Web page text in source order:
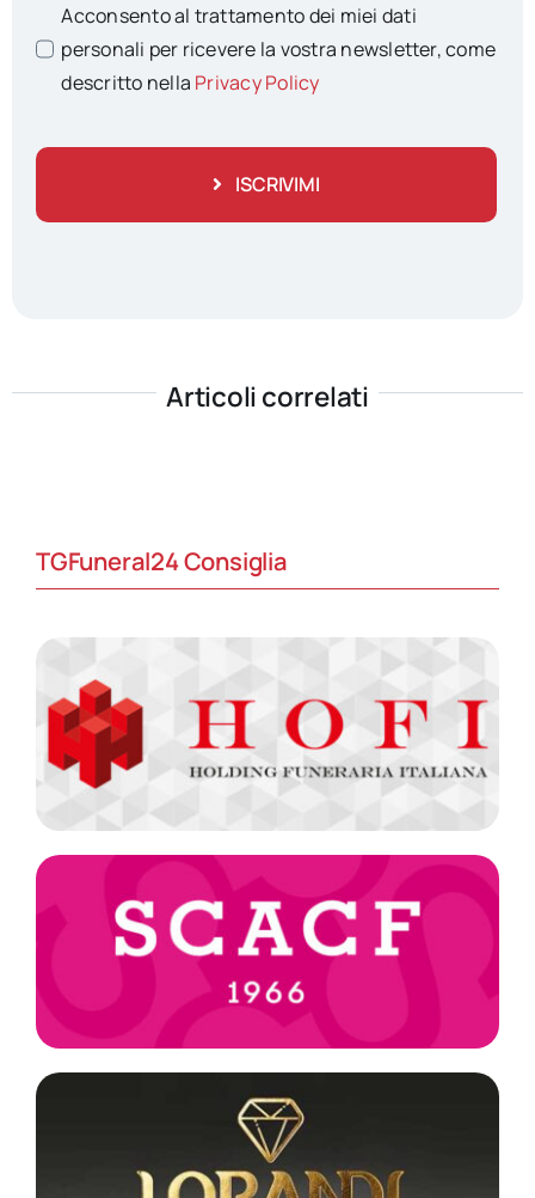
Acconsento al trattamento dei miei dati
personali per ricevere la vostra newsletter, come
descritto nella Privacy Policy
ISCRIVIMI
Articoli correlati
TGFuneral24 Consiglia